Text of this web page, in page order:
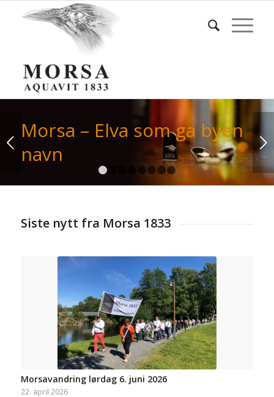
Morsa – Elva som ga byen
navn
Next
1 2 5 6 7 8
Siste nytt fra Morsa 1833
Morsavandring lørdag 6. juni 2026
22. april 2026